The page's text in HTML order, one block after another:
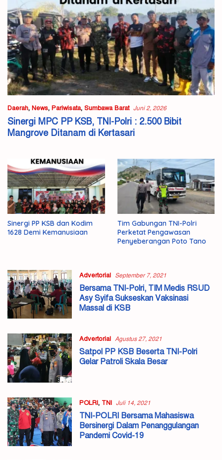
Daerah, News, Pariwisata, Sumbawa Barat Juni 2, 2026
Sinergi MPC PP KSB, TNI-Polri : 2.500 Bibit
Mangrove Ditanam di Kertasari
Sinergi PP KSB dan Kodim
1628 Demi Kemanusiaan
Tim Gabungan TNI-Polri
Perketat Pengawasan
Penyeberangan Poto Tano
Advertorial September 7, 2021
Bersama TNI-Polri, TIM Medis RSUD
Asy Syifa Sukseskan Vaksinasi
Massal di KSB
Advertorial Agustus 27, 2021
Satpol PP KSB Beserta TNI-Polri
Gelar Patroli Skala Besar
POLRI, TNI Juli 14, 2021
TNI-POLRI Bersama Mahasiswa
Bersinergi Dalam Penanggulangan
Pandemi Covid-19